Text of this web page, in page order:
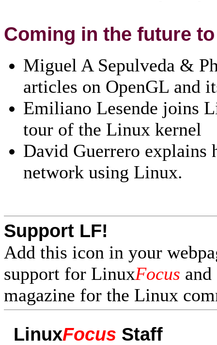
Coming in the future
Miguel A Sepulveda &
articles on OpenGL and
Emiliano Lesende joins
tour of the Linux kernel
David Guerrero explains
network using Linux.
Support LF!
Add this icon in your
support for LinuxFocus
magazine for the Linux
LinuxFocus Staff